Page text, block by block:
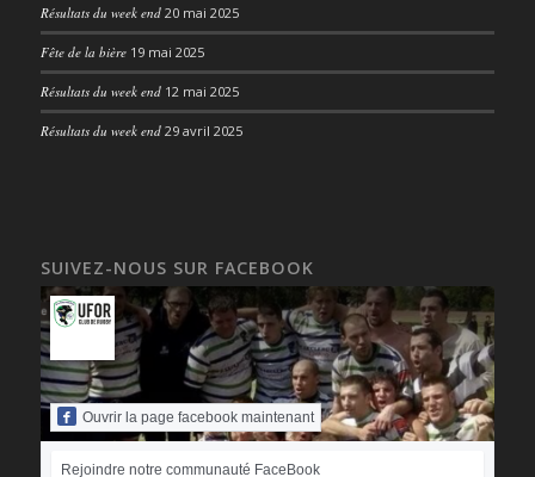
Résultats du week end 20 mai 2025
Fête de la bière 19 mai 2025
Résultats du week end 12 mai 2025
Résultats du week end 29 avril 2025
SUIVEZ-NOUS SUR FACEBOOK
Ouvrir la page facebook maintenant
Rejoindre notre communauté FaceBook